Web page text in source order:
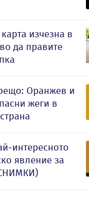
изчезна в
да правите
Оранжев и
жеги в
интересното
явление за